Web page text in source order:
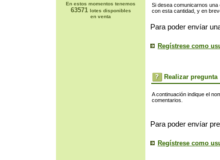
En estos momentos tenemos
63571 lotes disponibles
en venta
Si desea comunicarnos
con esta cantidad, y en
Para poder envíar
Regístrese como
Realizar pregunta
A continuación indique el
comentarios.
Para poder envíar
Regístrese como